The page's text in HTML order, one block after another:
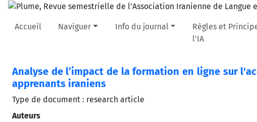
Accueil Naviguer Info du journal
Règles et
l'IA
Analyse de l’impact de la formation en ligne sur
apprenants iraniens
Type de document : research article
Auteurs